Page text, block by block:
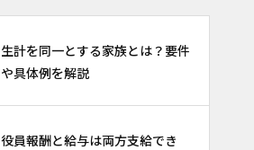
生計を同一とする家族とは？要件
や具体例を解説
役員報酬と給与は両方支給でき